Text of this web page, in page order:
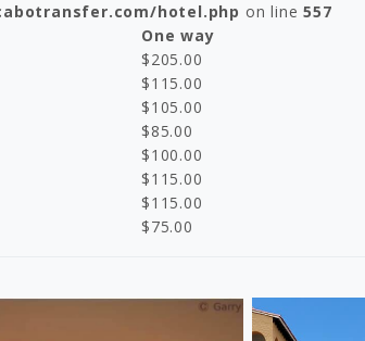
hotel.php on line557
One way
$205.00
$115.00
$105.00
$85.00
$100.00
$115.00
$115.00
$75.00